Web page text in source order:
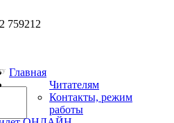
759212
Главная
Читателям
Контакты, режим
работы